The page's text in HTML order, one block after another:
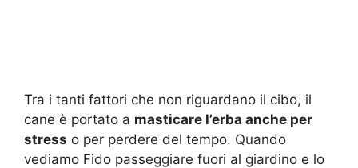
Tra i tanti fattori che non riguardano il cibo, il
cane è portato a masticare l’erba anche per
stress o per perdere del tempo. Quando
vediamo Fido passeggiare fuori al giardino e lo